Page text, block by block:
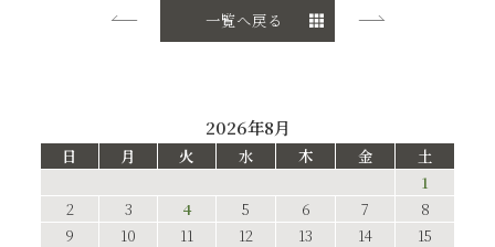
一覧へ戻る
2026年8月
日 月 火 水 木 金
土
1
2
3 4 5 6 7
8
9
10 11 12 13 14
15